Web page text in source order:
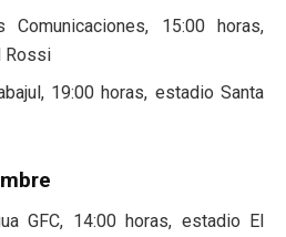
Comunicaciones, 15:00 horas,
Rossi
19:00 horas, estadio Santa
GFC, 14:00 horas, estadio El